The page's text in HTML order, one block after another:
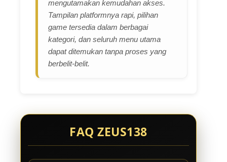
mengutamakan kemudahan akses.
Tampilan platformnya rapi, pilihan
game tersedia dalam berbagai
kategori, dan seluruh menu utama
dapat ditemukan tanpa proses yang
berbelit-belit.
FAQ ZEUS138